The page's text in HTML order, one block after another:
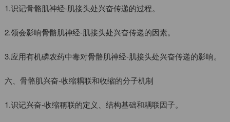
1.识记骨骼肌神经-肌接头处兴奋传递的过程。
2.领会影响骨骼肌神经-肌接头处兴奋传递的因素。
3.应用有机磷农药中毒对骨骼肌神经-肌接头处兴奋传递的影响。
六、骨骼肌兴奋-收缩耦联和收缩的分子机制
1.识记兴奋-收缩稱联的定义、结构基础和耦联因子。